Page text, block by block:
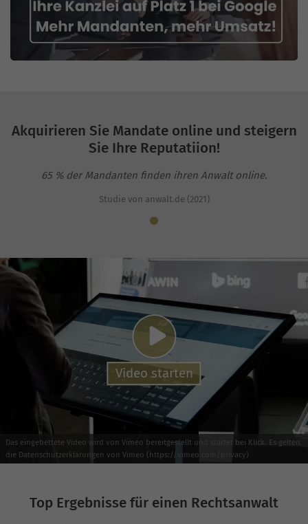
Akquirieren Sie Mandate online und steigern
Sie Ihre Reputatiion!
65 % der Man­danten finden ihren Anwalt online.
Studie von anwalt.de (2021)
Das eingebettete Video wird von Vimeo bereitgestellt und startet bei Klick. Es gelten
die Datenschutzerklärungen von Vimeo (https://vimeo.com/privacy)
Video starten
Top Ergebnisse für einen Rechtsanwalt